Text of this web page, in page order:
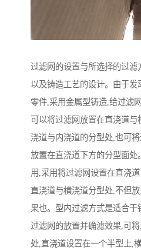
过滤网的设置与所选择的过
以及铸造工艺的设计。由于
零件,采用金属型铸造,给过滤
可以将过滤网放置在直浇道
浇道与内浇道的分型处,也可
放置在直浇道下方的分型面
用,采用将过滤网设置在直浇
直浇道与横浇道分型处,不但
果也。型内过滤方式是适合
过滤网的放置并确滤效果,可
处,直浇道设置在一个半型上,